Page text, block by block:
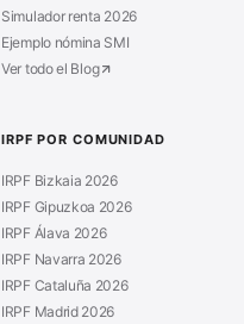
Simulador renta 2026
Ejemplo nómina SMI
Ver todo el Blog
IRPF POR COMUNIDAD
IRPF Bizkaia 2026
IRPF Gipuzkoa 2026
IRPF Álava 2026
IRPF Navarra 2026
IRPF Cataluña 2026
IRPF Madrid 2026